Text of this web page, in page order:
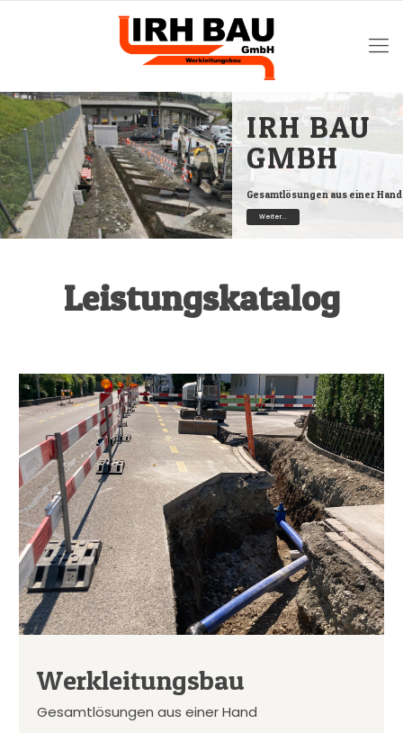
IRH BAU
GMBH
Gesamtlösungen aus einer
Weiter...
Leistungskatalog
Werkleitungsbau
Gesamtlösungen aus einer Hand